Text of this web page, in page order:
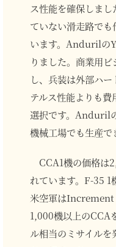
ス性能を確保しま
ていない滑走路で
います。Andurilの
りました。商業用
し、兵装は外部ハ
テルス性能よりも
選択です。Anduril
機械工場でも生産で
CCA1機の価格は
れています。F-35 1
米空軍はIncrement
1,000機以上のCCA
ル相当のミサイル